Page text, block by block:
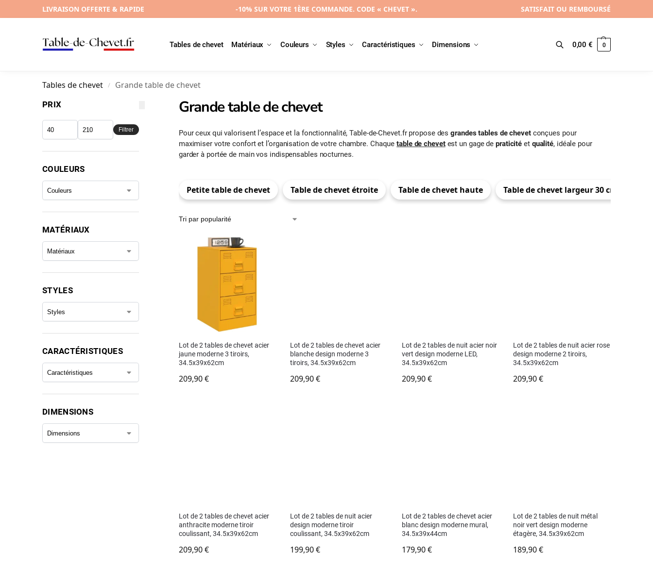
LIVRAISON OFFERTE & RAPIDE -10% SUR VOTRE 1ÈRE COMMANDE. CODE « CHEVET ». SATISFAIT OU REMBOURSÉ
Tables de chevet Matériaux Couleurs Styles Caractéristiques Dimensions
Recherche 0,00€ 0
Tables de chevet / Grande table de chevet
Grande table de chevet
Pour ceux qui valorisent l’espace et la fonctionnalité, Table-de-Chevet.fr propose desgrandes tables de chevetconçues pour
maximiser votre confort et l’organisation de votre chambre. Chaquetable de chevetest un gage depraticité et qualité, idéale pour
garder à portée de main vos indispensables nocturnes.
Petite table de chevet Table de chevet étroite Table de chevet haute Table de chevet largeur 30 cm
Lot de 2 tables de chevet acier
jaune moderne 3 tiroirs,
34.5x39x62cm
209,90€
Lot de 2 tables de chevet acier
blanche design moderne 3
tiroirs, 34.5x39x62cm
209,90€
Lot de 2 tables de nuit acier noir
vert design moderne LED,
34.5x39x62cm
209,90€
Lot de 2 tables de nuit acier rose
design moderne 2 tiroirs,
34.5x39x62cm
209,90€
Lot de 2 tables de chevet acier
anthracite moderne tiroir
coulissant, 34.5x39x62cm
209,90€
Lot de 2 tables de nuit acier
design moderne tiroir
coulissant, 34.5x39x62cm
199,90€
Lot de 2 tables de chevet acier
blanc design moderne mural,
34.5x39x44cm
179,90€
Lot de 2 tables de nuit métal
noir vert design moderne
étagère, 34.5x39x62cm
189,90€
PRIX
Filtrer
COULEURS
MATÉRIAUX
STYLES
CARACTÉRISTIQUES
DIMENSIONS